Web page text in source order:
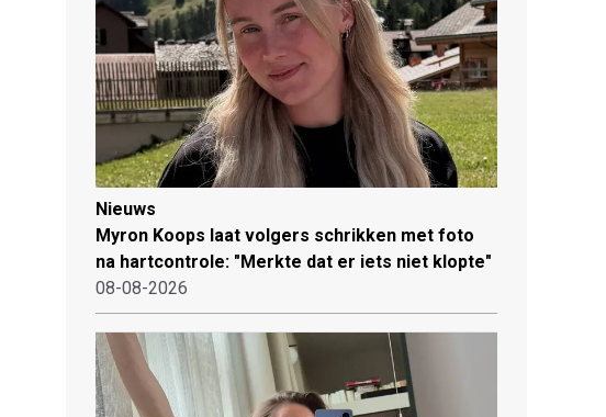
Nieuws
Myron Koops laat volgers schrikken met foto
na hartcontrole: "Merkte dat er iets niet klopte"
08-08-2026